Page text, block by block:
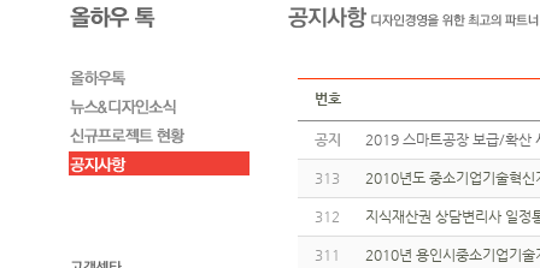
번호
공지 2019 스마트공장 보급/확
313 2010년도 중소기업기술혁
312 지식재산권 상담변리사 일
311 2010년 용인시중소기업기술